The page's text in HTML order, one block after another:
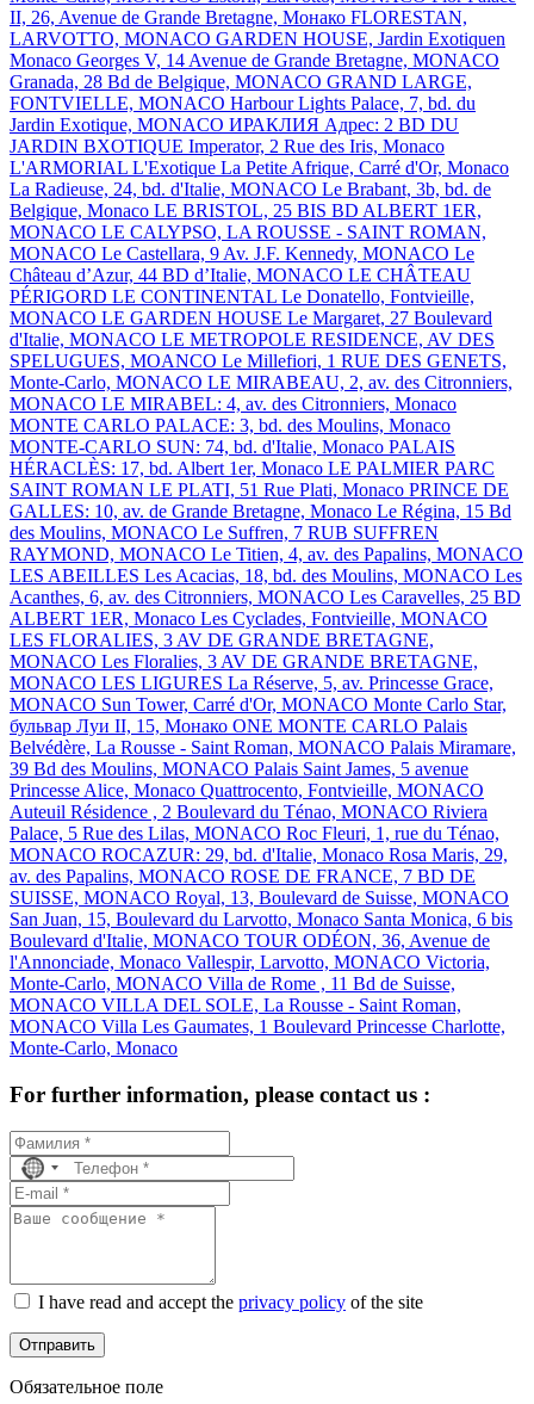
II, 26, Avenue de Grande Bretagne, Монако FLORESTAN,
LARVOTTO, MONACO GARDEN HOUSE, Jardin Exotiquen
Monaco Georges V, 14 Avenue de Grande Bretagne, MONACO
Granada, 28 Bd de Belgique, MONACO GRAND LARGE,
FONTVIELLE, MONACO Harbour Lights Palace, 7, bd. du
Jardin Exotique, MONACO ИРАКЛИЯ Адрес: 2 BD DU
JARDIN BXOTIQUE Imperator, 2 Rue des Iris, Monaco
L'ARMORIAL L'Exotique La Petite Afrique, Carré d'Or, Monaco
La Radieuse, 24, bd. d'Italie, MONACO Le Brabant, 3b, bd. de
Belgique, Monaco LE BRISTOL, 25 BIS BD ALBERT 1ER,
MONACO LE CALYPSO, LA ROUSSE - SAINT ROMAN,
MONACO Le Castellara, 9 Av. J.F. Kennedy, MONACO Le
Château d’Azur, 44 BD d’Italie, MONACO LE CHÂTEAU
PÉRIGORD LE CONTINENTAL Le Donatello, Fontvieille,
MONACO LE GARDEN HOUSE Le Margaret, 27 Boulevard
d'Italie, MONACO LE METROPOLE RESIDENCE, AV DES
SPELUGUES, MOANCO Le Millefiori, 1 RUE DES GENETS,
Monte-Carlo, MONACO LE MIRABEAU, 2, av. des Citronniers,
MONACO LE MIRABEL: 4, av. des Citronniers, Monaco
MONTE CARLO PALACE: 3, bd. des Moulins, Monaco
MONTE-CARLO SUN: 74, bd. d'Italie, Monaco PALAIS
HÉRACLÈS: 17, bd. Albert 1er, Monaco LE PALMIER PARC
SAINT ROMAN LE PLATI, 51 Rue Plati, Monaco PRINCE DE
GALLES: 10, av. de Grande Bretagne, Monaco Le Régina, 15 Bd
des Moulins, MONACO Le Suffren, 7 RUB SUFFREN
RAYMOND, MONACO Le Titien, 4, av. des Papalins, MONACO
LES ABEILLES Les Acacias, 18, bd. des Moulins, MONACO Les
Acanthes, 6, av. des Citronniers, MONACO Les Caravelles, 25 BD
ALBERT 1ER, Monaco Les Cyclades, Fontvieille, MONACO
LES FLORALIES, 3 AV DE GRANDE BRETAGNE,
MONACO Les Floralies, 3 AV DE GRANDE BRETAGNE,
MONACO LES LIGURES La Réserve, 5, av. Princesse Grace,
MONACO Sun Tower, Carré d'Or, MONACO Monte Carlo Star,
бульвар Луи II, 15, Монако ONE MONTE CARLO Palais
Belvédère, La Rousse - Saint Roman, MONACO Palais Miramare,
39 Bd des Moulins, MONACO Palais Saint James, 5 avenue
Princesse Alice, Monaco Quattrocento, Fontvieille, MONACO
Auteuil Résidence , 2 Boulevard du Ténao, MONACO Riviera
Palace, 5 Rue des Lilas, MONACO Roc Fleuri, 1, rue du Ténao,
MONACO ROCAZUR: 29, bd. d'Italie, Monaco Rosa Maris, 29,
av. des Papalins, MONACO ROSE DE FRANCE, 7 BD DE
SUISSE, MONACO Royal, 13, Boulevard de Suisse, MONACO
San Juan, 15, Boulevard du Larvotto, Monaco Santa Monica, 6 bis
Boulevard d'Italie, MONACO TOUR ODÉON, 36, Avenue de
l'Annonciade, Monaco Vallespir, Larvotto, MONACO Victoria,
Monte-Carlo, MONACO Villa de Rome , 11 Bd de Suisse,
MONACO VILLA DEL SOLE, La Rousse - Saint Roman,
MONACO Villa Les Gaumates, 1 Boulevard Princesse Charlotte,
Monte-Carlo, Monaco
For further information, please contact us :
No
country
selected
I have read and accept the privacy policy of the site
Отправить
Обязательное поле